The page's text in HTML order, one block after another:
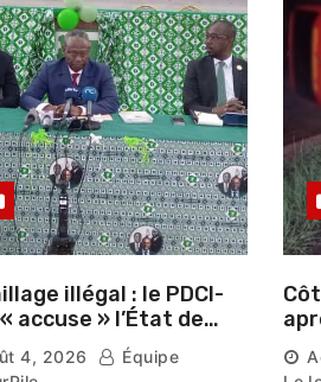
illégal : le PDCI-
prospérer un «
national »
4, 2026
Équipe